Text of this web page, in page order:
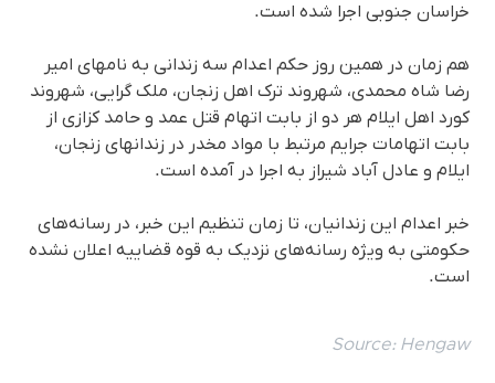
خراسان جنوبی اجرا شدە است.
هم زمان در همین روز حکم اعدام سە زندانی بە نامهای امیر
رضا شاه‌ محمدی، شهروند ترک اهل زنجان، ملک گرایی، شهروند
کورد اهل ایلام هر دو از بابت اتهام قتل عمد و حامد کزازی از
بابت اتهامات جرایم مرتبط با مواد مخدر در زندانهای زنجان،
ایلام و عادل آباد شیراز بە اجرا در آمدە است.
خبر اعدام این زندانیان، تا زمان تنظیم این خبر، در رسانه‌های
حکومتی به ویژه رسانه‌های نزدیک به قوه قضاییه اعلان نشده
است.
Source: Hengaw